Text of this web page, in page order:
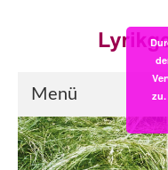
Menü
Start
zu.